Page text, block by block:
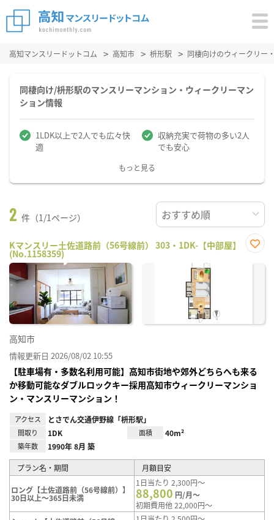
高知マンスリードットコム 高知市 枡形駅 同棲向けのウィークリー
同棲向け/枡形駅のマンスリーマンション・ウィークリーマン
ション情報
1LDK以上で2人でも広々快
適
収納充実で荷物の多い2人
でも安心
もっと見る
2 件（1/1ページ）
Kマンスリー土佐道路前（56号線前） 303・1DK-【中部屋】
(No.1158359)
に入
高知市
情報更新日 2026/08/02 10:55
【駐車場有・多数名利用可能】高知市街地や郊外どちらへも来る
か移動可能なダブルロックキー採用高知市ウィークリーマンショ
ン・マンスリーマンション！
アクセス とさでん交通伊野線「枡形駅」
間取り 1DK 面積 40m²
築年数 1990年 8月 築
プラン名・期間 月額目安
ロング【土佐道路前（56号線前）】
30日以上～365日未満
1日当たり 2,300円～
88,800 円/月～
初期費用他 22,000円～